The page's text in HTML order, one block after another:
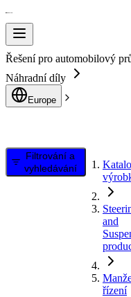
Řešení pro automobilový
Náhradní díly
Europe
Filtrování a
vyhledávání
and
řízení